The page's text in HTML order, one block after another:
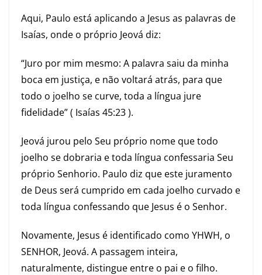
Aqui, Paulo está aplicando a Jesus as palavras de
Isaías, onde o próprio Jeová diz:
“Juro por mim mesmo: A palavra saiu da minha
boca em justiça, e não voltará atrás, para que
todo o joelho se curve, toda a língua jure
fidelidade” ( Isaías 45:23 ).
Jeová jurou pelo Seu próprio nome que todo
joelho se dobraria e toda língua confessaria Seu
próprio Senhorio. Paulo diz que este juramento
de Deus será cumprido em cada joelho curvado e
toda língua confessando que Jesus é o Senhor.
Novamente, Jesus é identificado como YHWH, o
SENHOR, Jeová. A passagem inteira,
naturalmente, distingue entre o pai e o filho.